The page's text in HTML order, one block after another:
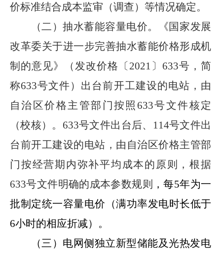
价标准结合成本监审（调查）等情况确定。
（二）抽水蓄能容量电价。
《国家发展
改革委关于进一步完善抽水蓄能价格形成机
制的意见》（发改价格 〔 2021 〕 633号，简
称633号文件）出台前开工建设的电站，由
自治区价格主管部门按照 633号文件核定
（校核）。 633号文件出台后、 114号文件出
台前开工建设的电站，由自治区价格主管部
门按经营期内弥补平均成本的原则，根据
633号文件明确的成本参数规则 ，每5年为一
批制定统一容量电价（满功率发电时长低于
6小时的相应折减） 。
（三）电网侧独立新型储能及光热发电